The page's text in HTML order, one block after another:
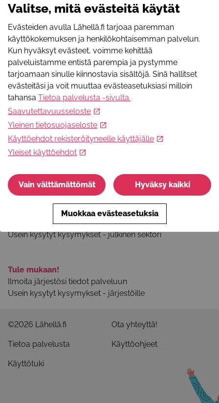
Mikä Lähellä.fi?
Lähellä.fi -palvelusta löydät merkityksellistä toimintaa,
yhteisöllisyyttä, apua ja osallistumismahdollisuuksia.
Seuraa meitä somessa
Facebook
Instagram
Youtube
Tietoa palvelusta
Selosteet ja käyttöehdot
Usein kysytyt kysymykset - julkinen sektori
Tule mukaan!
Ilmoita järjestösi tiedot palveluun
Usein kysytyt kysymykset - järjestöille
©2026 Lähellä.fi Ota yhteyttä!
Tietoa palvelusta Käyttöohjeet
Käyttötuki
Valitse, mitä evästeitä käytät
Evästeiden avulla Lähellä.fi tarjoaa paremman
käyttökokemuksen ja henkilökohtaisemman palvelun.
Kun hyväksyt evästeet, voimme kehittää
palveluistamme entistä parempia ja pystymme
tarjoamaan sinulle kiinnostavia sisältöjä. Sinä hallitset
evästeitäsi ja voit muuttaa evästeasetuksiasi milloin
tahansa Tietoa palvelusta -sivulta.
Saavutettavuusseloste
Yleinen tietosuojaseloste
Käyttöehdot rekisteröityneelle käyttäjälle
Yleiset käyttöehdot
Vain välttämättömät Hyväksy kaikki
Muokkaa evästeasetuksia